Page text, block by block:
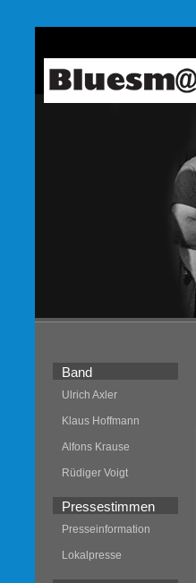
Band
Ulrich Axler
Klaus Hoffmann
Alfons Krause
Rüdiger Voigt
Pressestimmen
Presseinformation
Lokalpresse